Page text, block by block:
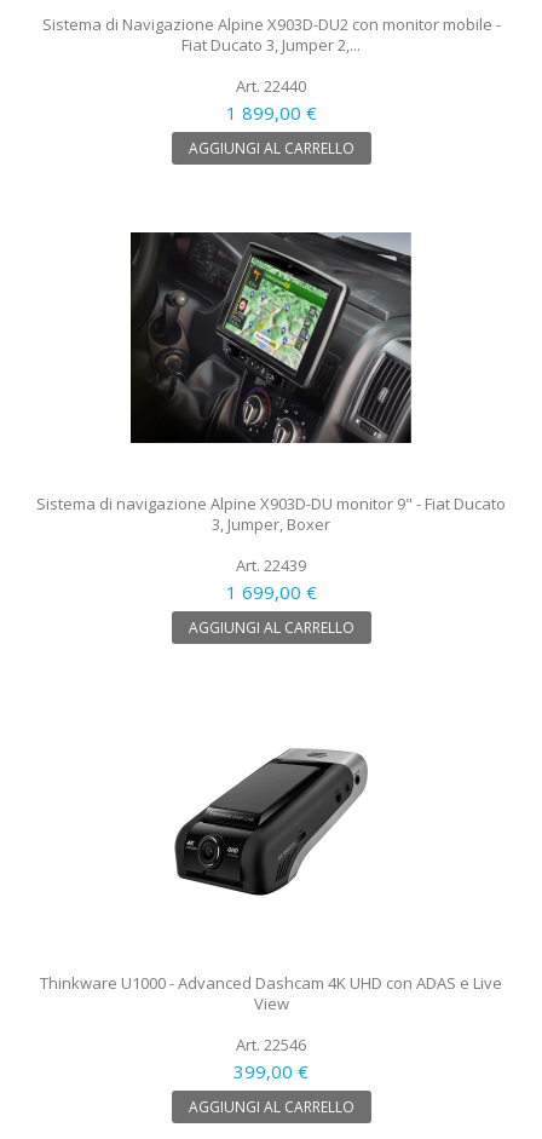
Sistema di Navigazione Alpine X903D-DU2 con monitor mobile -
Fiat Ducato 3, Jumper 2,...
Art. 22440
1 899,00 €
AGGIUNGI AL CARRELLO
Sistema di navigazione Alpine X903D-DU monitor 9" - Fiat Ducato
3, Jumper, Boxer
Art. 22439
1 699,00 €
AGGIUNGI AL CARRELLO
Thinkware U1000 - Advanced Dashcam 4K UHD con ADAS e Live
View
Art. 22546
399,00 €
AGGIUNGI AL CARRELLO